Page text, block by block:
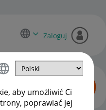
aby umożliwić Ci
poprawiać jej
Zaloguj